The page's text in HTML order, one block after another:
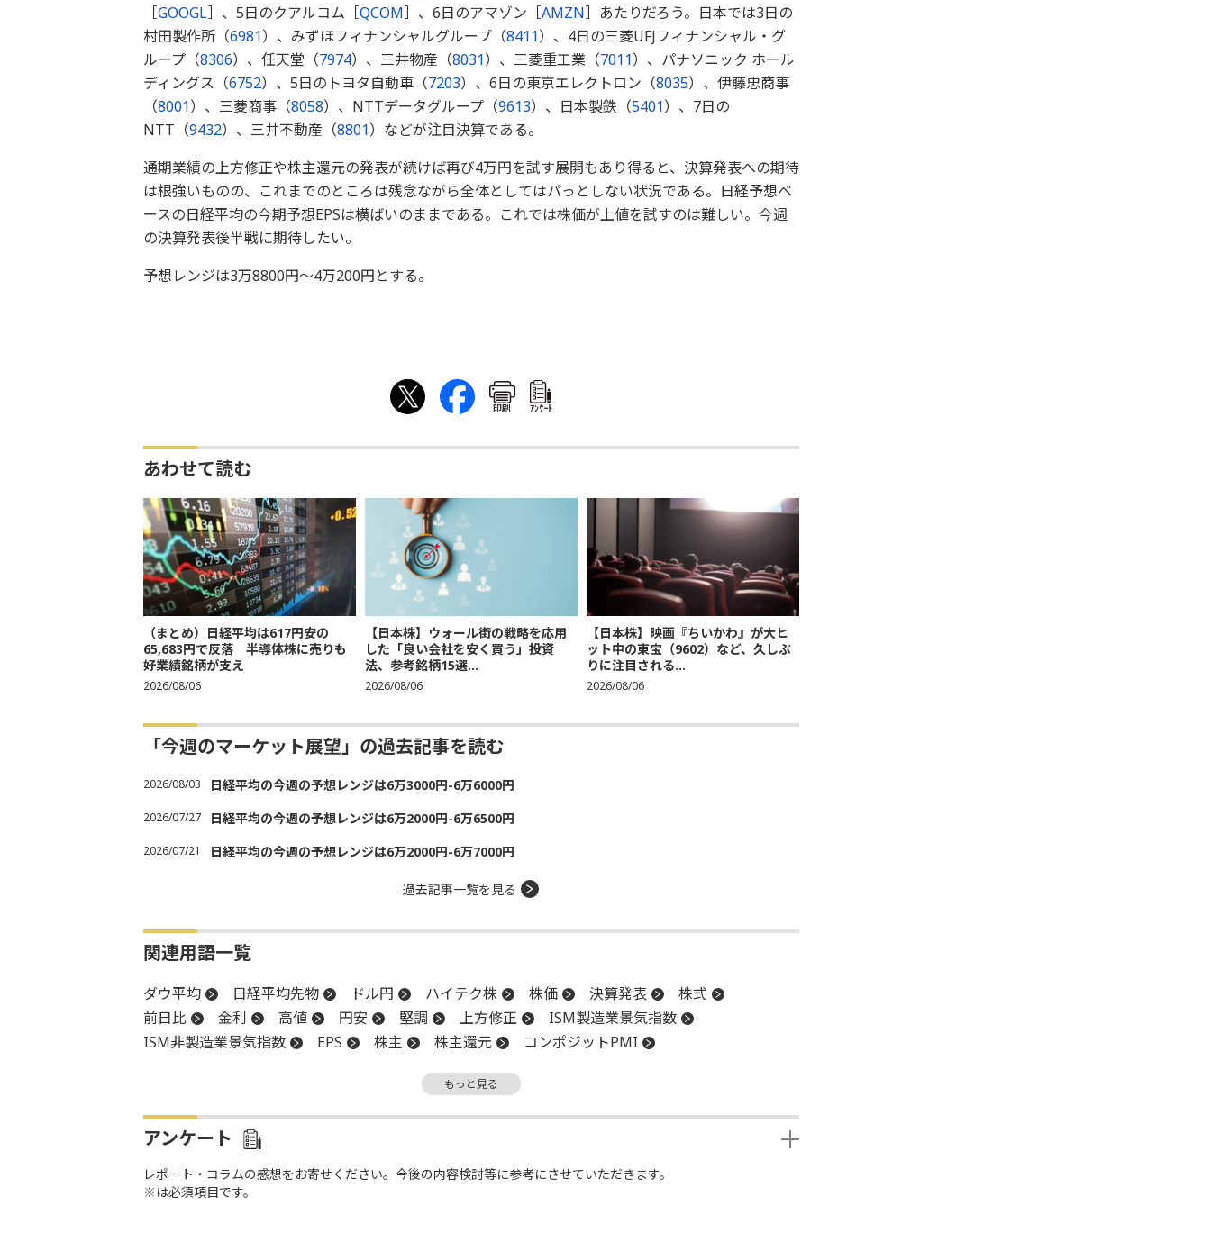
［GOOGL］、5日のクアルコム［QCOM］、6日のアマゾン［AMZN］あたりだろう。日本では3日の
村田製作所（6981）、みずほフィナンシャルグループ（8411）、4日の三菱UFJフィナンシャル・グ
ループ（8306）、任天堂（7974）、三井物産（8031）、三菱重工業（7011）、パナソニック ホール
ディングス（6752）、5日のトヨタ自動車（7203）、6日の東京エレクトロン（8035）、伊藤忠商事
（8001）、三菱商事（8058）、NTTデータグループ（9613）、日本製鉄（5401）、7日の
NTT（9432）、三井不動産（8801）などが注目決算である。
通期業績の上方修正や株主還元の発表が続けば再び4万円を試す展開もあり得ると、決算発表への期待
は根強いものの、これまでのところは残念ながら全体としてはパっとしない状況である。日経予想ベ
ースの日経平均の今期予想EPSは横ばいのままである。これでは株価が上値を試すのは難しい。今週
の決算発表後半戦に期待したい。
予想レンジは3万8800円～4万200円とする。
印刷 ｱﾝｹｰﾄ
あわせて読む
（まとめ）日経平均は617円安の
65,683円で反落 半導体株に売りも
好業績銘柄が支え
2026/08/06
【日本株】ウォール街の戦略を応用
した「良い会社を安く買う」投資
法、参考銘柄15選...
2026/08/06
【日本株】映画『ちいかわ』が大ヒ
ット中の東宝（9602）など、久しぶ
りに注目される...
2026/08/06
「今週のマーケット展望」の過去記事を読む
2026/08/03 日経平均の今週の予想レンジは6万3000円-6万6000円
2026/07/27 日経平均の今週の予想レンジは6万2000円-6万6500円
2026/07/21 日経平均の今週の予想レンジは6万2000円-6万7000円
過去記事一覧を見る
関連用語一覧
ダウ平均 日経平均先物 ドル円 ハイテク株 株価 決算発表
株式
前日比
金利 高値 円安 堅調 上方修正
ISM製造業景気指数
ISM非製造業景気指数
EPS 株主 株主還元
コンポジットPMI
もっと見る
アンケート
レポート・コラムの感想をお寄せください。今後の内容検討等に参考にさせていただきます。
※は必須項目です。